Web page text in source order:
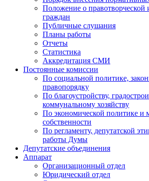
Положение о правотворческой
граждан
Публичные слушания
Планы работы
Отчеты
Статистика
Аккредитация СМИ
Постоянные комиссии
По социальной политике,
правопорядку
По благоустройству,
коммунальному хозяйству
По экономической политике и
собственности
По регламенту, депутатской
работы Думы
Депутатские объединения
Аппарат
Организационный отдел
Юридический отдел